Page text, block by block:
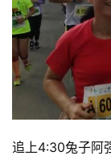
追上4:30兔子阿